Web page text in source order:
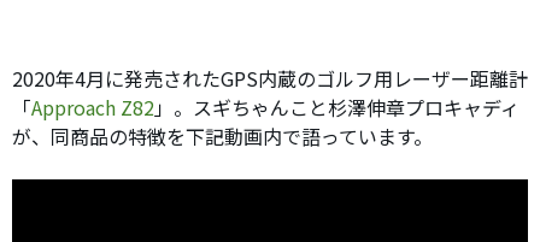
2020年4月に発売されたGPS内蔵のゴルフ用レーザー距離計
「Approach Z82 」。スギちゃんこと杉澤伸章プロキャディ
が、同商品の特徴を下記動画内で語っています。